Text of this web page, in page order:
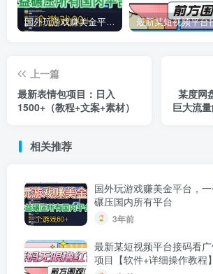
国外玩游戏赚美金平台，一个游戏60+，收益碾压国内所有平台
上一篇
最新表情包项目：日入
1500+（教程+文案+素材）
某度网
巨大流
相关推荐
国外玩游戏赚美金平台，
碾压国内所有平台
3年前
最新某短视频平台接码看
项目【软件+详细操作教程】